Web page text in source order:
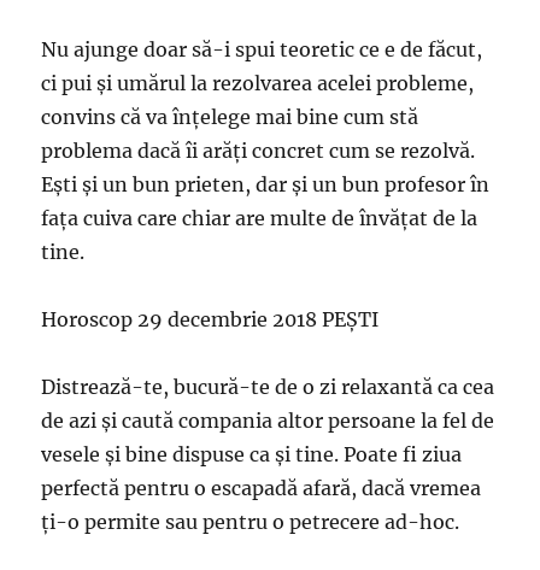
Nu ajunge doar să-i spui teoretic ce e de făcut,
ci pui şi umărul la rezolvarea acelei probleme,
convins că va înţelege mai bine cum stă
problema dacă îi arăţi concret cum se rezolvă.
Eşti şi un bun prieten, dar şi un bun profesor în
faţa cuiva care chiar are multe de învăţat de la
tine.
Horoscop 29 decembrie 2018 PEȘTI
Distrează-te, bucură-te de o zi relaxantă ca cea
de azi şi caută compania altor persoane la fel de
vesele şi bine dispuse ca şi tine. Poate fi ziua
perfectă pentru o escapadă afară, dacă vremea
ţi-o permite sau pentru o petrecere ad-hoc.